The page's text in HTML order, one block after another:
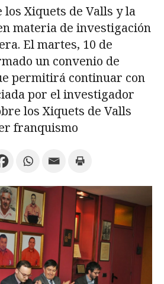
la búsqueda avanzada
electrónicos de la URV Agenda
CATALÀ ENGLISH
los Xiquets de Valls y la
materia de investigación
El martes, 10 de
un convenio de
permitirá continuar con
por el investigador
los Xiquets de Valls
franquismo